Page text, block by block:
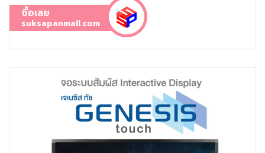
ซื้อเลย
suksapanmall.com